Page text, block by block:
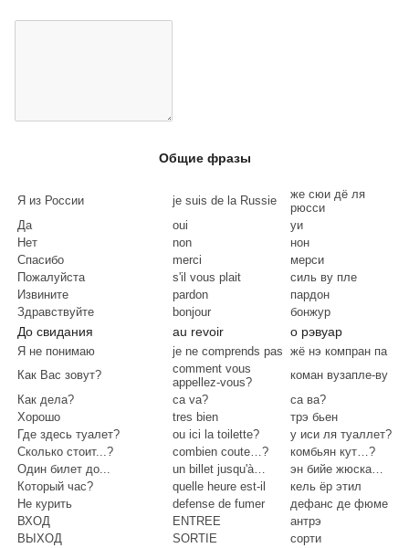
Общие фразы
Я из России je suis de la Russie
же сюи дё ля
рюсси
Да
oui
уи
Нет
non
нон
Спасибо
merci
мерси
Пожалуйста
s'il vous plait
силь ву пле
Извините
pardon
пардон
Здравствуйте
bonjour бонжур
До свидания au revoir о рэвуар
Я не понимаю je ne comprends pas жё нэ компран па
Как Вас зовут?
comment vous
appellez-vous?
коман вузапле-ву
Как дела?
ca va?
са ва?
Хорошо
tres bien
трэ бьен
Где здесь туалет?
ou ici la toilette?
у иси ля туаллет?
Сколько стоит...?
combien coute…?
комбьян кут…?
Один билет до...
un billet jusqu'à…
эн бийе жюска…
Который час?
quelle heure est-il
кель ёр этил
Не курить
defense de fumer
дефанс де фюме
ВХОД
ENTREE
антрэ
ВЫХОД
SORTIE
сорти